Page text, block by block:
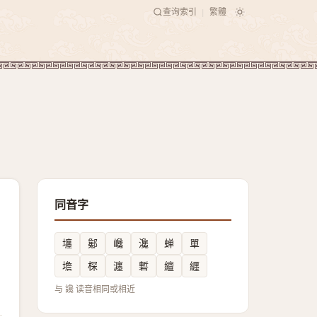
查询索引 繁體
同音字
㙻 酁 巉 瀺 蝉
單
㙴
棎 瀍 磛 繵 纒
与 讒 读音相同或相近